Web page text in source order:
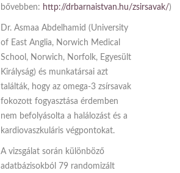
bővebben: http://drbarnaistvan.hu/zsirsavak/)
Dr. Asmaa Abdelhamid (University
of East Anglia, Norwich Medical
School, Norwich, Norfolk, Egyesült
Királyság) és munkatársai azt
találták, hogy az omega-3 zsírsavak
fokozott fogyasztása érdemben
nem befolyásolta a halálozást és a
kardiovaszkuláris végpontokat.
A vizsgálat során különböző
adatbázisokból 79 randomizált